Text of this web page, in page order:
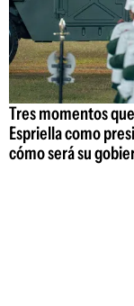
Tres momentos
Espriella como
cómo será su